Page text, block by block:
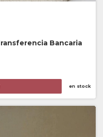
Bancaria
en stock